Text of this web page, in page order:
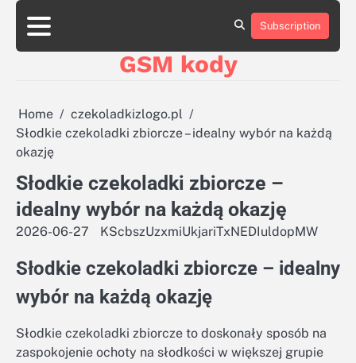
Skip
content
aluminumboatplans.com
dobra-
reklamowe.pl
plywoodboatplans.com
Strony
aluminumboatplans.com
dobra-
Strony
Kontakt
Kontakt
Subscription
GSM kody
Home
czekoladkizlogo.pl
Słodkie czekoladki zbiorcze – idealny wybór na każdą
okazję
Słodkie czekoladki zbiorcze –
idealny wybór na każdą okazję
2026-06-27 KScbszUzxmiUkjariTxNEDIuldopMW
Słodkie czekoladki zbiorcze – idealny
wybór na każdą okazję
Słodkie czekoladki zbiorcze to doskonały sposób na
zaspokojenie ochoty na słodkości w większej grupie